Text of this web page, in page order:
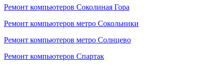
Ремонт компьютеров Соколиная Гора
Ремонт компьютеров метро Сокольники
Ремонт компьютеров метро Солнцево
Ремонт компьютеров Спартак